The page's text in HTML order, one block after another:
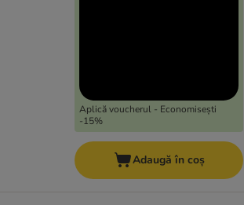
Aplică voucherul - Economisești
-15%
Adaugă în coș